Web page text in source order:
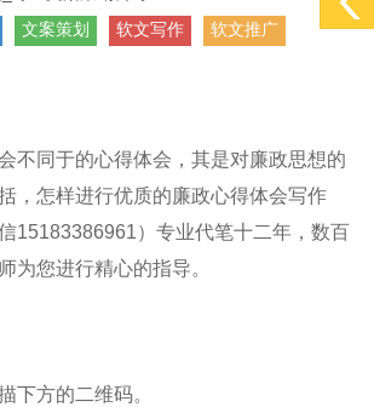
文案策划 软文写作 软文推广
不同于的心得体会，其是对廉政思想的
，怎样进行优质的廉政心得体会写作
信15183386961）专业代笔十二年，数百
为您进行精心的指导。
下方的二维码。